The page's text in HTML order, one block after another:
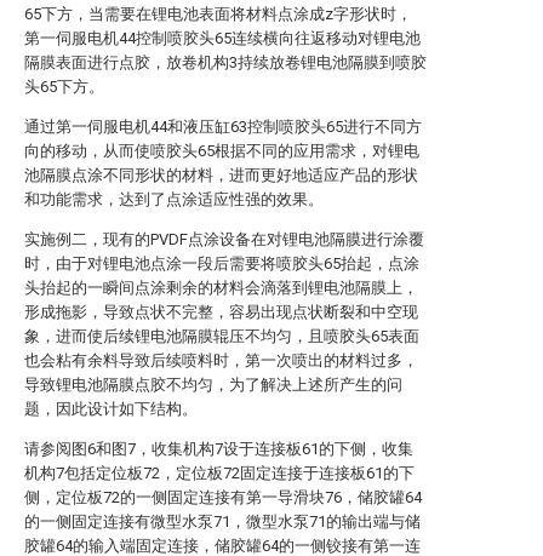
65下方，当需要在锂电池表面将材料点涂成z字形状时，
第一伺服电机44控制喷胶头65连续横向往返移动对锂电池
隔膜表面进行点胶，放卷机构3持续放卷锂电池隔膜到喷胶
头65下方。
通过第一伺服电机44和液压缸63控制喷胶头65进行不同方
向的移动，从而使喷胶头65根据不同的应用需求，对锂电
池隔膜点涂不同形状的材料，进而更好地适应产品的形状
和功能需求，达到了点涂适应性强的效果。
实施例二，现有的PVDF点涂设备在对锂电池隔膜进行涂覆
时，由于对锂电池点涂一段后需要将喷胶头65抬起，点涂
头抬起的一瞬间点涂剩余的材料会滴落到锂电池隔膜上，
形成拖影，导致点状不完整，容易出现点状断裂和中空现
象，进而使后续锂电池隔膜辊压不均匀，且喷胶头65表面
也会粘有余料导致后续喷料时，第一次喷出的材料过多，
导致锂电池隔膜点胶不均匀，为了解决上述所产生的问
题，因此设计如下结构。
请参阅图6和图7，收集机构7设于连接板61的下侧，收集
机构7包括定位板72，定位板72固定连接于连接板61的下
侧，定位板72的一侧固定连接有第一导滑块76，储胶罐64
的一侧固定连接有微型水泵71，微型水泵71的输出端与储
胶罐64的输入端固定连接，储胶罐64的一侧铰接有第一连